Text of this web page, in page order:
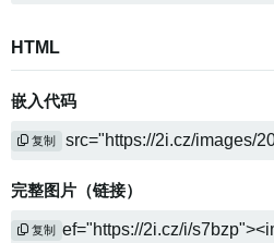
HTML
嵌入代码
复制
完整图片（链接）
复制